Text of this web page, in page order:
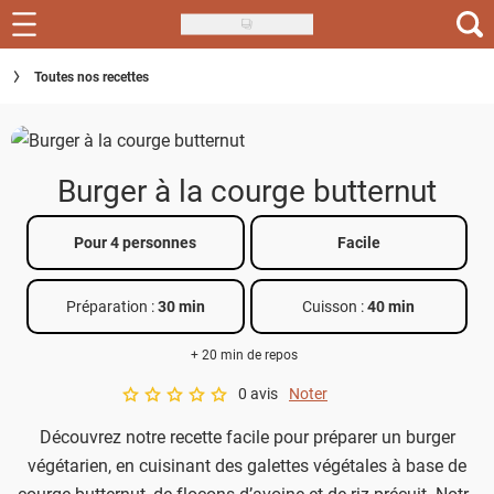
Skip
to
main
Recettes
Inspirations
Menu de la semaine
Actus
Téléchargez l'app Saveurs Recettes
Toutes nos recettes
Burger à la courge butternut
Pour 4 personnes Facile
Préparation :30 min Cuisson :40 min
+ 20 min de repos
A star rating of 0 out of 5.
0 avis Noter
Découvrez notre recette facile pour préparer un burger
végétarien, en cuisinant des galettes végétales à base de